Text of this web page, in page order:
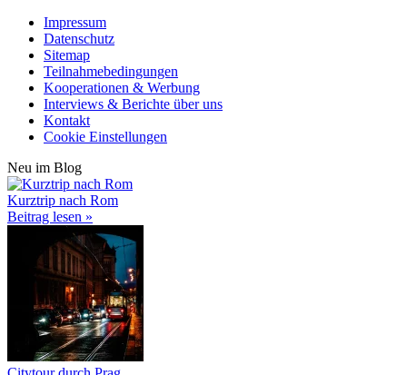
Impressum
Datenschutz
Sitemap
Teilnahmebedingungen
Kooperationen & Werbung
Interviews & Berichte über uns
Kontakt
Cookie Einstellungen
Neu im Blog
Kurztrip nach Rom
Beitrag lesen »